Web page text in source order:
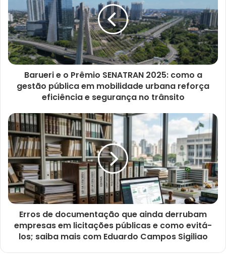
e
Barueri e o Prêmio SENATRAN 2025: como a
gestão pública em mobilidade urbana reforça
eficiência e segurança no trânsito
Erros de documentação que ainda derrubam
empresas em licitações públicas e como evitá-
los; saiba mais com Eduardo Campos Sigiliao